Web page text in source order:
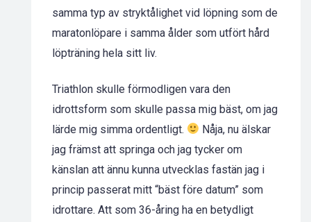
samma typ av stryktålighet vid löpning som de
maratonlöpare i samma ålder som utfört hård
löpträning hela sitt liv.
Triathlon skulle förmodligen vara den
idrottsform som skulle passa mig bäst, om jag
lärde mig simma ordentligt.
Nåja, nu älskar
jag främst att springa och jag tycker om
känslan att ännu kunna utvecklas fastän jag i
princip passerat mitt “bäst före datum” som
idrottare. Att som 36-åring ha en betydligt